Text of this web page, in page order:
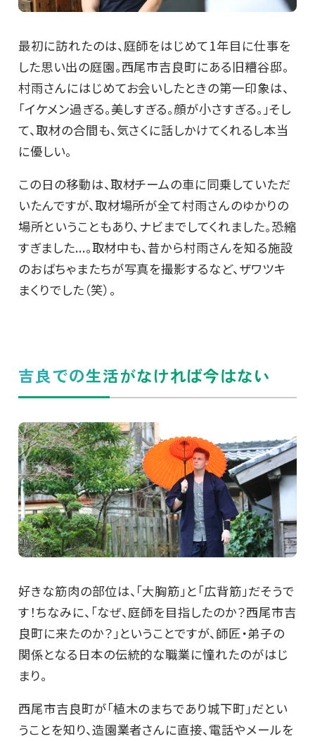
最初に訪れたのは、庭師をはじめて1年目に仕事を
した思い出の庭園。西尾市吉良町にある旧糟谷邸。
村雨さんにはじめてお会いしたときの第一印象は、
「イケメン過ぎる。美しすぎる。顔が小さすぎる。」そし
て、取材の合間も、気さくに話しかけてくれるし本当
に優しい。
この日の移動は、取材チームの車に同乗していただ
いたんですが、取材場所が全て村雨さんのゆかりの
場所ということもあり、ナビまでしてくれました。恐縮
すぎました...。取材中も、昔から村雨さんを知る施設
のおばちゃまたちが写真を撮影するなど、ザワツキ
まくりでした（笑）。
吉良での生活がなければ今はない
好きな筋肉の部位は、「大胸筋」と「広背筋」だそうで
す！ちなみに、「なぜ、庭師を目指したのか？西尾市吉
良町に来たのか？」ということですが、師匠・弟子の
関係となる日本の伝統的な職業に憧れたのがはじ
まり。
西尾市吉良町が「植木のまちであり城下町」だとい
うことを知り、造園業者さんに直接、電話やメールを